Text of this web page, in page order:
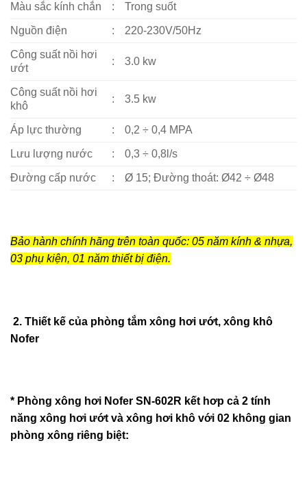
Màu sắc kính chắn : Trong suốt
Nguồn điện : 220-230V/50Hz
Công suất nồi hơi
ướt
: 3.0 kw
Công suất nồi hơi
khô
: 3.5 kw
Áp lực thường : 0,2 ÷ 0,4 MPA
Lưu lượng nước : 0,3 ÷ 0,8l/s
Đường cấp nước : Ø 15; Đường thoát: Ø42 ÷ Ø48
Bảo hành chính hãng trên toàn quốc: 05 năm kính & nhựa,
03 phụ kiện, 01 năm thiết bị điện.
2. Thiết kế của phòng tắm xông hơi ướt, xông khô
Nofer
* Phòng xông hơi Nofer SN-602R kết hơp cả 2 tính
năng xông hơi ướt và xông hơi khô với 02 không gian
phòng xông riêng biệt: